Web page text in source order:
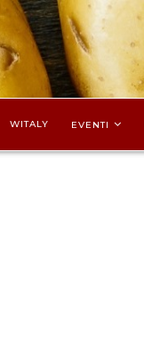
WITALY EVENTI